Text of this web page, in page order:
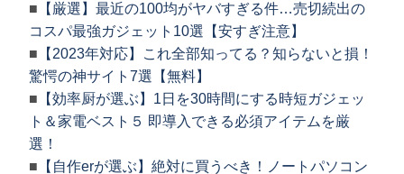
■ 【厳選】最近の100均がヤバすぎる件…売切続出の
コスパ最強ガジェット10選【安すぎ注意】
■ 【2023年対応】これ全部知ってる？知らないと損！
驚愕の神サイト7選【無料】
■ 【効率厨が選ぶ】1日を30時間にする時短ガジェッ
ト＆家電ベスト５ 即導入できる必須アイテムを厳
選！
■ 【自作erが選ぶ】絶対に買うべき！ノートパソコン